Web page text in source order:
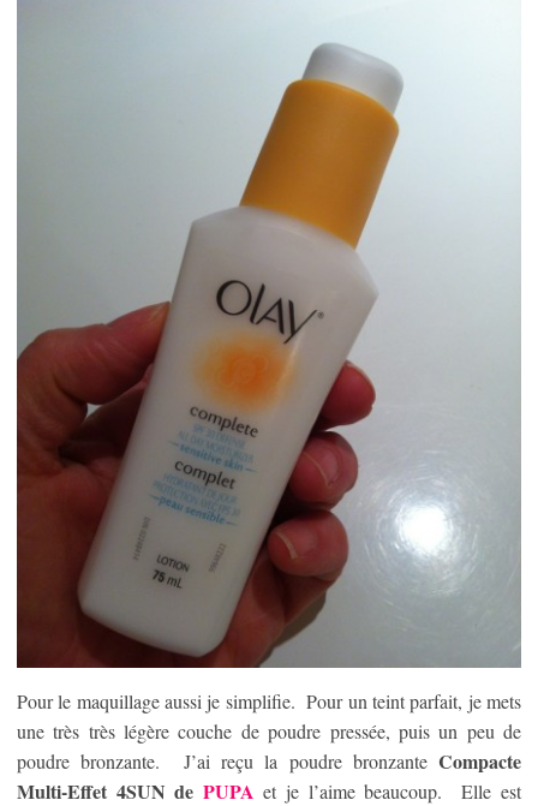
Pour le maquillage aussi je simplifie. Pour un teint parfait, je mets
une très très légère couche de poudre pressée, puis un peu de
poudre bronzante. J’ai reçu la poudre bronzante Compacte
Multi-Effet 4SUN de PUPA et je l’aime beaucoup. Elle est